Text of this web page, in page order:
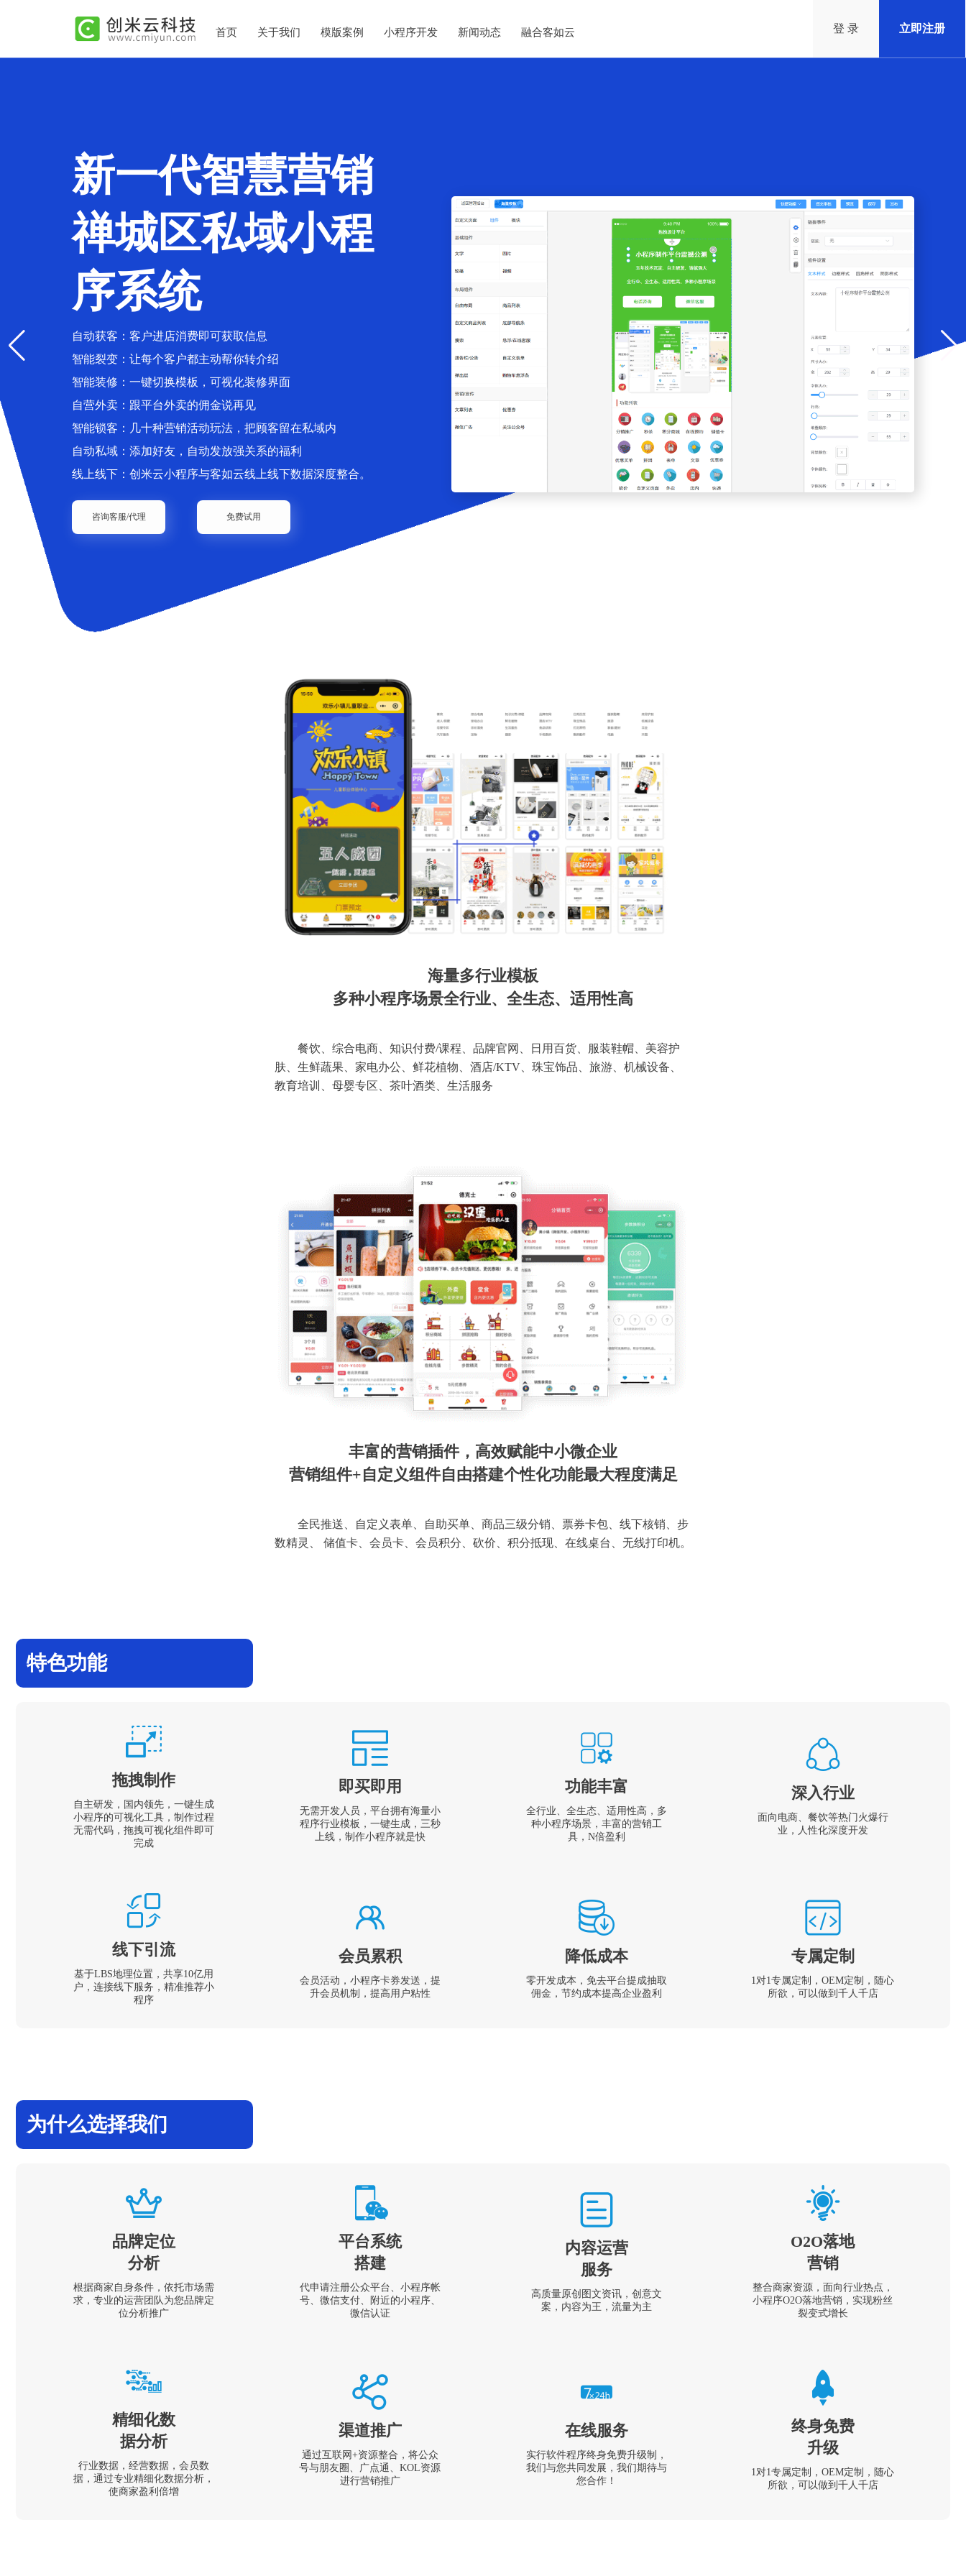
首页 关于我们 模版案例 小程序开发 新闻动态 融合客如云 登 录 立即注册
新一代智慧营销
禅城区私域小程
序系统
自动获客：客户进店消费即可获取信息
智能裂变：让每个客户都主动帮你转介绍
智能装修：一键切换模板，可视化装修界面
自营外卖：跟平台外卖的佣金说再见
智能锁客：几十种营销活动玩法，把顾客留在私域内
自动私域：添加好友，自动发放强关系的福利
线上线下：创米云小程序与客如云线上线下数据深度整合。
咨询客服/代理 免费试用
海量多行业模板
多种小程序场景全行业、全生态、适用性高
餐饮、综合电商、知识付费/课程、品牌官网、日用百货、服装鞋帽、美容护
肤、生鲜蔬果、家电办公、鲜花植物、酒店/KTV、珠宝饰品、旅游、机械设备、
教育培训、母婴专区、茶叶酒类、生活服务
丰富的营销插件，高效赋能中小微企业
营销组件+自定义组件自由搭建个性化功能最大程度满足
全民推送、自定义表单、自助买单、商品三级分销、票券卡包、线下核销、步
数精灵、 储值卡、会员卡、会员积分、砍价、积分抵现、在线桌台、无线打印机。
特色功能
拖拽制作
自主研发，国内领先，一键生成
小程序的可视化工具，制作过程
无需代码，拖拽可视化组件即可
完成
即买即用
无需开发人员，平台拥有海量小
程序行业模板，一键生成，三秒
上线，制作小程序就是快
功能丰富
全行业、全生态、适用性高，多
种小程序场景，丰富的营销工
具，N倍盈利
深入行业
面向电商、餐饮等热门火爆行
业，人性化深度开发
线下引流
基于LBS地理位置，共享10亿用
户，连接线下服务，精准推荐小
程序
会员累积
会员活动，小程序卡券发送，提
升会员机制，提高用户粘性
降低成本
零开发成本，免去平台提成抽取
佣金，节约成本提高企业盈利
专属定制
1对1专属定制，OEM定制，随心
所欲，可以做到千人千店
为什么选择我们
品牌定位
分析
根据商家自身条件，依托市场需
求，专业的运营团队为您品牌定
位分析推广
平台系统
搭建
代申请注册公众平台、小程序帐
号、微信支付、附近的小程序、
微信认证
内容运营
服务
高质量原创图文资讯，创意文
案，内容为王，流量为主
O2O落地
营销
整合商家资源，面向行业热点，
小程序O2O落地营销，实现粉丝
裂变式增长
精细化数
据分析
行业数据，经营数据，会员数
据，通过专业精细化数据分析，
使商家盈利倍增
渠道推广
通过互联网+资源整合，将公众
号与朋友圈、广点通、KOL资源
进行营销推广
在线服务
实行软件程序终身免费升级制，
我们与您共同发展，我们期待与
您合作！
终身免费
升级
1对1专属定制，OEM定制，随心
所欲，可以做到千人千店